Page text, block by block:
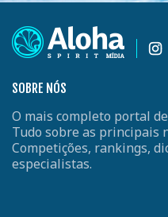
SOBRE NÓS
O mais completo portal
Tudo sobre as principais
Competições, rankings,
especialistas.